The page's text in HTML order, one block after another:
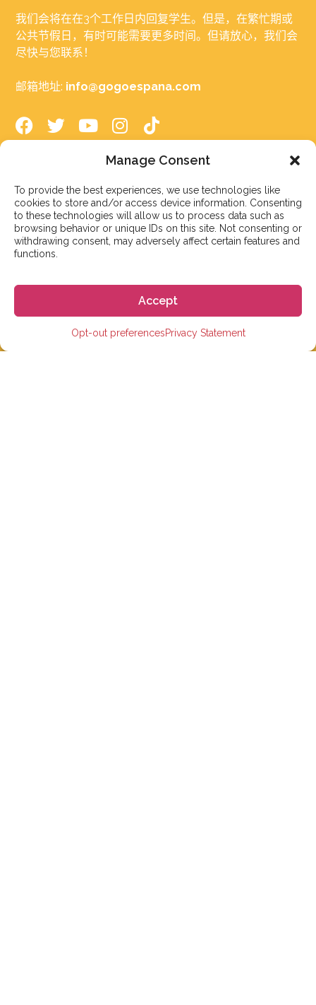
Manage Consent
To provide the best experiences, we use technologies like
cookies to store and/or access device information. Consenting
to these technologies will allow us to process data such as
browsing behavior or unique IDs on this site. Not consenting or
withdrawing consent, may adversely affect certain features and
functions.
Accept
Opt-out preferencesPrivacy Statement
我们会将在在3个工作日内回复学生。但是，在繁忙期或
公共节假日，有时可能需要更多时间。但请放心，我们会
尽快与您联系！
邮箱地址: info@gogoespana.com
西班牙语言学校
大学预科学校
在线学习西班牙语